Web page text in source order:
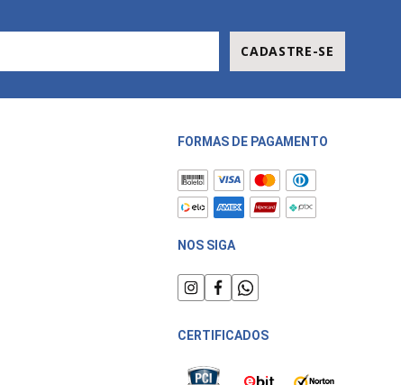
CADASTRE-SE
FORMAS DE PAGAMENTO
NOS SIGA
CERTIFICADOS